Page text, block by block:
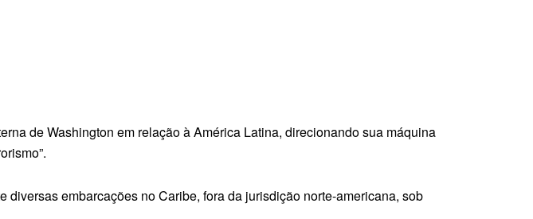
de Washington em relação à América Latina, direcionando sua máquina
embarcações no Caribe, fora da jurisdição norte-americana, sob